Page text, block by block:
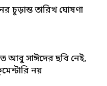
চূড়ান্ত তারিখ ঘোষণা
আবু সাঈদের ছবি নেই,
নয়